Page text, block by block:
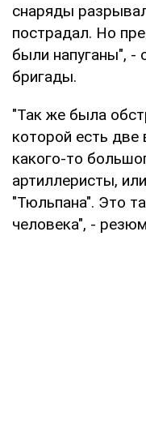
снаряды
пострадал. Но
были напуганы", -
бригады.
"Так же была
которой есть две
какого-то
артиллеристы,
"Тюльпана". Это
человека", -